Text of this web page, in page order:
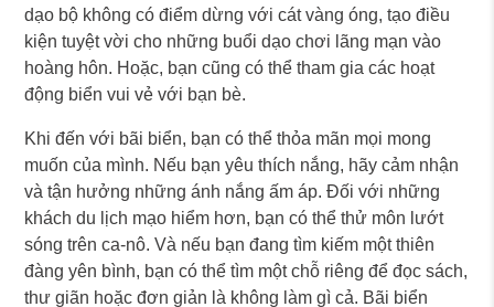
dạo bộ không có điểm dừng với cát vàng óng, tạo điều
kiện tuyệt vời cho những buổi dạo chơi lãng mạn vào
hoàng hôn. Hoặc, bạn cũng có thể tham gia các hoạt
động biển vui vẻ với bạn bè.
Khi đến với bãi biển, bạn có thể thỏa mãn mọi mong
muốn của mình. Nếu bạn yêu thích nắng, hãy cảm nhận
và tận hưởng những ánh nắng ấm áp. Đối với những
khách du lịch mạo hiểm hơn, bạn có thể thử môn lướt
sóng trên ca-nô. Và nếu bạn đang tìm kiếm một thiên
đàng yên bình, bạn có thể tìm một chỗ riêng để đọc sách,
thư giãn hoặc đơn giản là không làm gì cả. Bãi biển